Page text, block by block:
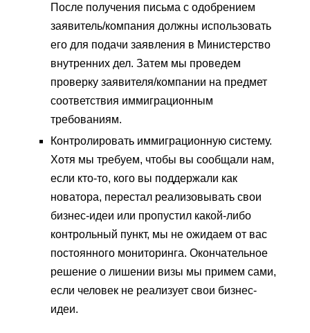
После получения письма с одобрением
заявитель/компания должны использовать
его для подачи заявления в Министерство
внутренних дел. Затем мы проведем
проверку заявителя/компании на предмет
соответствия иммиграционным
требованиям.
Контролировать иммиграционную систему.
Хотя мы требуем, чтобы вы сообщали нам,
если кто-то, кого вы поддержали как
новатора, перестал реализовывать свои
бизнес-идеи или пропустил какой-либо
контрольный пункт, мы не ожидаем от вас
постоянного мониторинга. Окончательное
решение о лишении визы мы примем сами,
если человек не реализует свои бизнес-
идеи.